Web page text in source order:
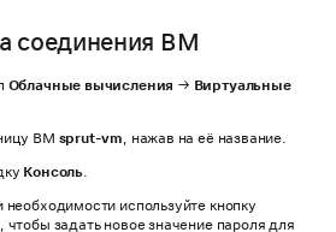
соединения ВМ
Облачные вычисления → Виртуальные
ВМ sprut-vm, нажав на её название.
Консоль.
используйте кнопку
, чтобы задать новое значение пароля для